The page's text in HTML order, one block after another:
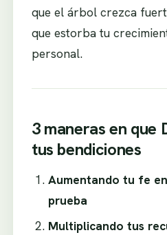
que el árbol crezca
que estorba tu
personal.
3 maneras en que
tus bendiciones
Aumentando tu fe
prueba
Multiplicando tus